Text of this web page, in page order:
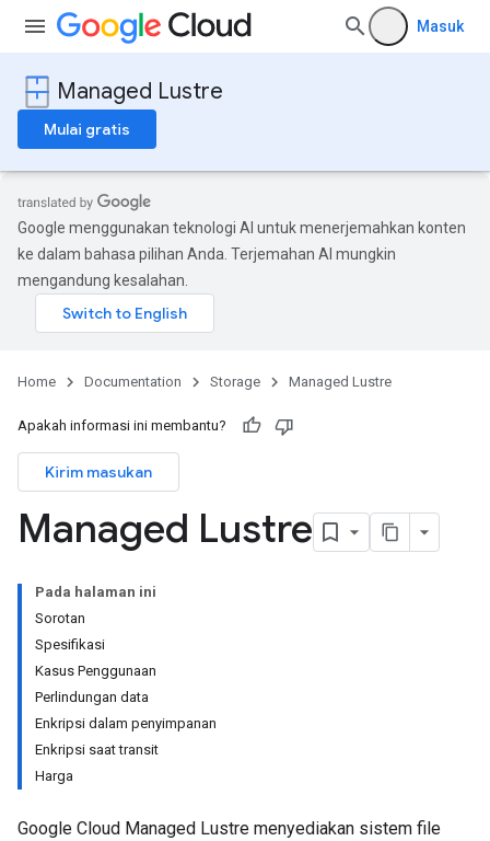
Masuk
Managed Lustre
Mulai gratis
Google menggunakan teknologi AI untuk menerjemahkan konten
ke dalam bahasa pilihan Anda. Terjemahan AI mungkin
mengandung kesalahan.
Home Documentation Storage Managed Lustre
Apakah informasi ini membantu?
Kirim masukan
Managed Lustre
Pada halaman ini
Sorotan
Spesifikasi
Kasus Penggunaan
Perlindungan data
Enkripsi dalam penyimpanan
Enkripsi saat transit
Harga
Google Cloud Managed Lustre menyediakan sistem file